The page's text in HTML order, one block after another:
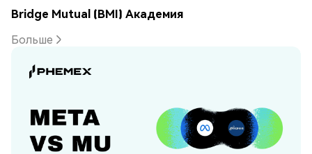
Bridge Mutual (BMI) Академия
Больше